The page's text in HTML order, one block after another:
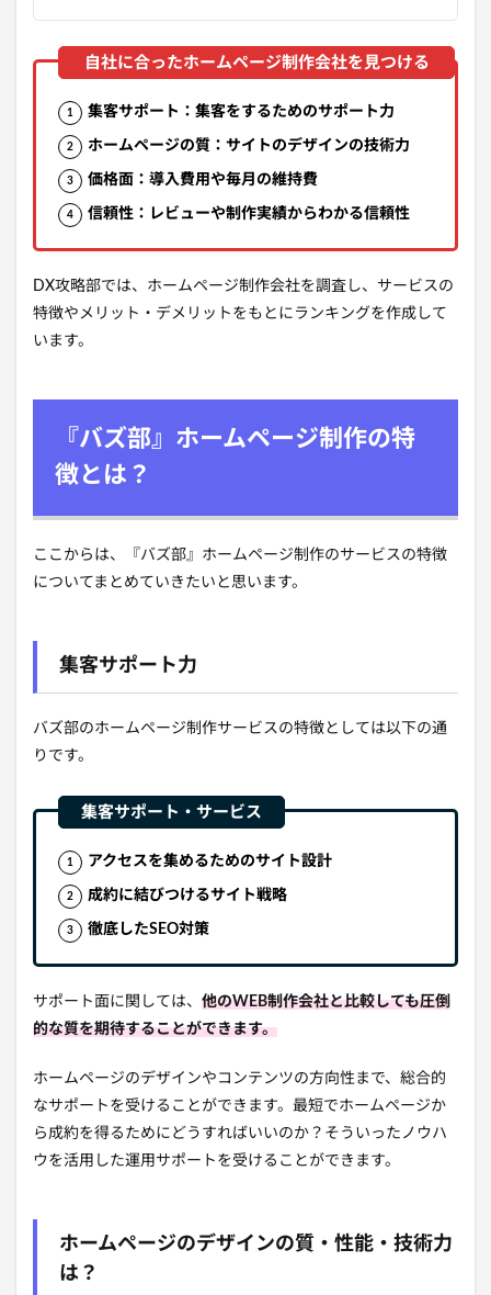
集客サポート：集客をするためのサポート力
ホームページの質：サイトのデザインの技術力
価格面：導入費用や毎月の維持費
信頼性：レビューや制作実績からわかる信頼性
DX攻略部では、ホームページ制作会社を調査し、サービスの
特徴やメリット・デメリットをもとにランキングを作成して
います。
『バズ部』ホームページ制作の特
徴とは？
ここからは、『バズ部』ホームページ制作のサービスの特徴
についてまとめていきたいと思います。
集客サポート力
バズ部のホームページ制作サービスの特徴としては以下の通
りです。
アクセスを集めるためのサイト設計
成約に結びつけるサイト戦略
徹底したSEO対策
サポート面に関しては、 他のWEB制作会社と比較しても圧倒
的な質を期待することができます。
ホームページのデザインやコンテンツの方向性まで、総合的
なサポートを受けることができます。最短でホームページか
ら成約を得るためにどうすればいいのか？そういったノウハ
ウを活用した運用サポートを受けることができます。
ホームページのデザインの質・性能・技術力
は？